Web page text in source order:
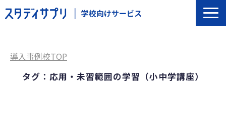
導入の流れ
導入事例校TOP
タグ：応用・未習範囲の学習（小中学講座）